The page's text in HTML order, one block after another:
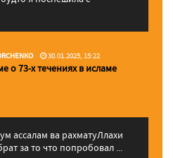
30.01.2025, 15:22
о 73-х течениях в исламе
за то что попробовал ...